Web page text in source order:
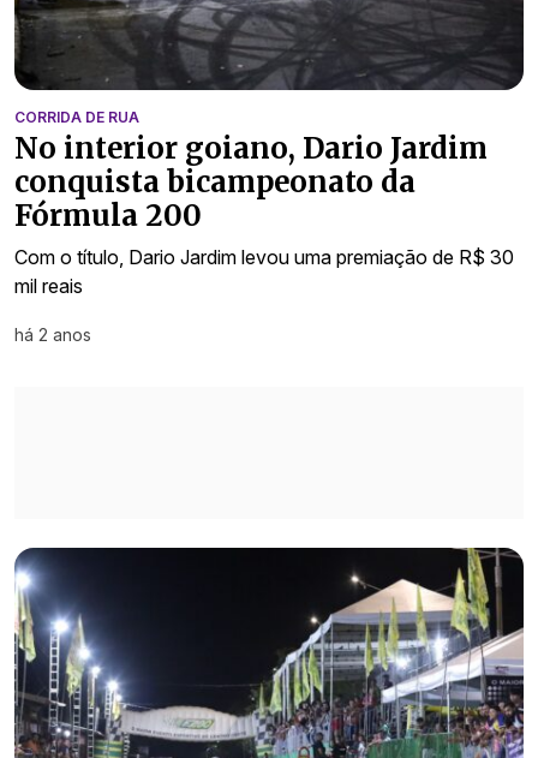
CORRIDA DE RUA
No interior goiano, Dario Jardim
conquista bicampeonato da
Fórmula 200
Com o título, Dario Jardim levou uma premiação de R$ 30
mil reais
há 2 anos